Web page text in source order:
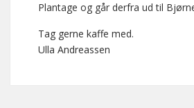
Plantage og går derfra ud til
Tag gerne kaffe med.
Ulla Andreassen